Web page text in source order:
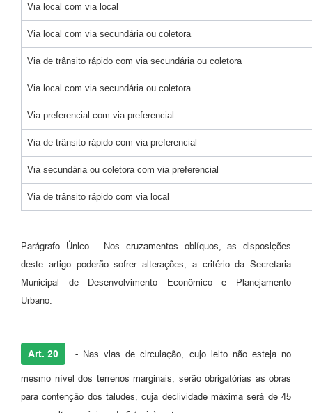
Via local com via local
Via local com via secundária ou coletora
Via de trânsito rápido com via secundária ou coletora
Via local com via secundária ou coletora
Via preferencial com via preferencial
Via de trânsito rápido com via preferencial
Via secundária ou coletora com via preferencial
Via de trânsito rápido com via local
Parágrafo Único - Nos cruzamentos oblíquos, as disposições
deste artigo poderão sofrer alterações, a critério da Secretaria
Municipal de Desenvolvimento Econômico e Planejamento
Urbano.
Art. 20 - Nas vias de circulação, cujo leito não esteja no
mesmo nível dos terrenos marginais, serão obrigatórias as obras
para contenção dos taludes, cuja declividade máxima será de 45